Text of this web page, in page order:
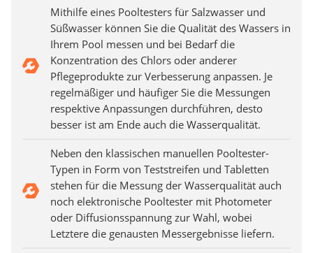
Mithilfe eines Pooltesters für Salzwasser und
Süßwasser können Sie die Qualität des Wassers in
Ihrem Pool messen und bei Bedarf die
Konzentration des Chlors oder anderer
Pflegeprodukte zur Verbesserung anpassen. Je
regelmäßiger und häufiger Sie die Messungen
respektive Anpassungen durchführen, desto
besser ist am Ende auch die Wasserqualität.
Neben den klassischen manuellen Pooltester-
Typen in Form von Teststreifen und Tabletten
stehen für die Messung der Wasserqualität auch
noch elektronische Pooltester mit Photometer
oder Diffusionsspannung zur Wahl, wobei
Letztere die genausten Messergebnisse liefern.